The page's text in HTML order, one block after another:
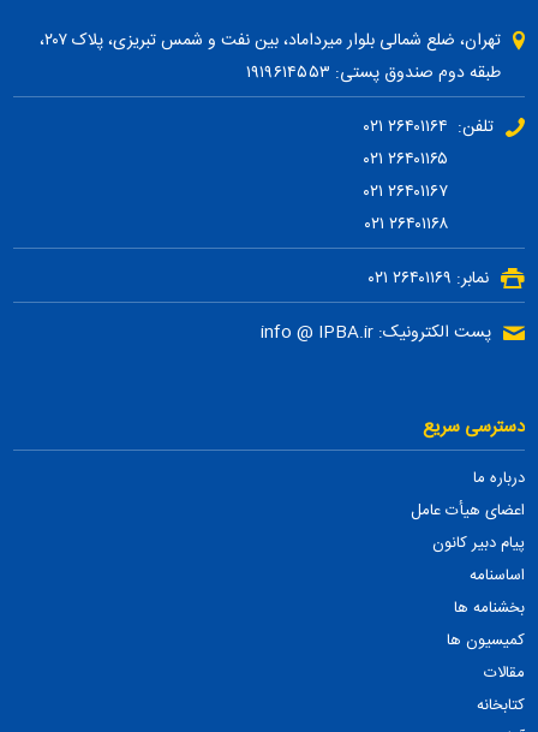
تهران، ضلع شمالی بلوار میرداماد، بین نفت و شمس تبریزی، پلاک ۲۰۷،
طبقه دوم صندوق پستی: ۱۹۱۹۶۱۴۵۵۳
تلفن: ۲۶۴۰۱۱۶۴ ۰۲۱
۲۶۴۰۱۱۶۷ ۰۲۱
۲۶۴۰۱۱۶۸ ۰۲۱
نمابر: ۲۶۴۰۱۱۶۹ ۰۲۱
پست الکترونیک: info @ IPBA.ir
دسترسی سریع
درباره ما
اعضای هیأت عامل
پیام دبیر کانون
اساسنامه
بخشنامه ها
کمیسیون ها
مقالات
کتابخانه